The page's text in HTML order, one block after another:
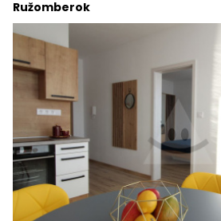
Ružomberok